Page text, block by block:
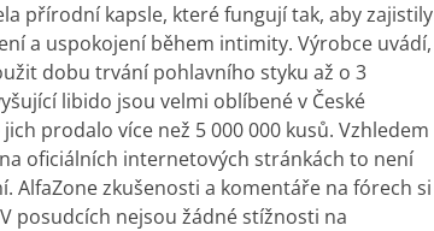
přírodní kapsle, které fungují tak, aby zajistily
a uspokojení během intimity. Výrobce uvádí,
dobu trvání pohlavního styku až o 3
libido jsou velmi oblíbené v České
prodalo více než 5 000 000 kusů. Vzhledem
oficiálních internetových stránkách to není
AlfaZonezkušenostia komentáře na fórech si
posudcích nejsou žádné stížnosti na